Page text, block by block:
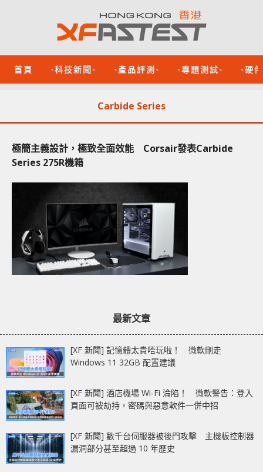
首頁 -科技新聞- -產品評測- -專題測試- -硬
Carbide Series
極簡主義設計，極致全面效能 Corsair發表Carbide
Series 275R機箱
最新文章
[XF 新聞] 記憶體太貴唔玩啦！ 微軟刪走
Windows 11 32GB 配置建議
[XF 新聞] 酒店機場 Wi-Fi 淪陷！ 微軟警告：登入
頁面可被劫持，密碼與惡意軟件一併中招
[XF 新聞] 數千台伺服器被後門攻擊 主機板控制器
漏洞部分甚至超過 10 年歷史